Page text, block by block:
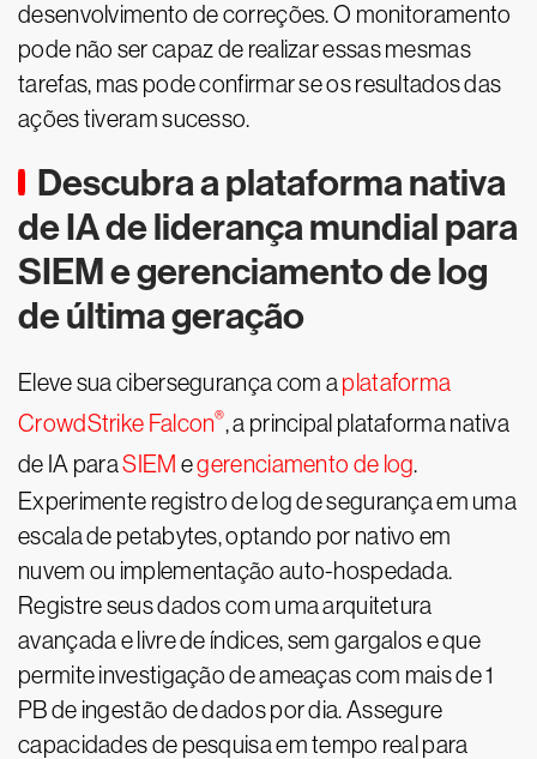
desenvolvimento de correções. O monitoramento
pode não ser capaz de realizar essas mesmas
tarefas, mas pode confirmar se os resultados das
ações tiveram sucesso.
Descubra a plataforma nativa
de IA de liderança mundial para
SIEM e gerenciamento de log
de última geração
Eleve sua cibersegurança com a plataforma
CrowdStrike Falcon®, a principal plataforma nativa
de IA paraSIEM egerenciamento de log.
Experimente registro de log de segurança em uma
escala de petabytes, optando por nativo em
nuvem ou implementação auto-hospedada.
Registre seus dados com uma arquitetura
avançada e livre de índices, sem gargalos e que
permite investigação de ameaças com mais de 1
PB de ingestão de dados por dia. Assegure
capacidades de pesquisa em tempo real para